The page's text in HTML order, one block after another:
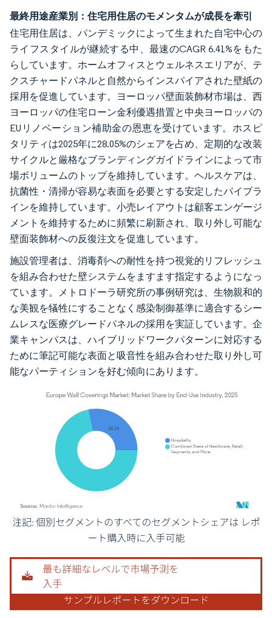
最終用途産業別：住宅用住居のモメンタムが成長を牽引
住宅用住居は、パンデミックによって生まれた自宅中心の
ライフスタイルが継続する中、最速のCAGR 6.41%をもた
らしています。ホームオフィスとウェルネスエリアが、テ
クスチャードパネルと自然からインスパイアされた壁紙の
採用を促進しています。ヨーロッパ壁面装飾材市場は、西
ヨーロッパの住宅ローン金利優遇措置と中央ヨーロッパの
EUリノベーション補助金の恩恵を受けています。ホスピ
タリティは2025年に28.05%のシェアを占め、定期的な改装
サイクルと厳格なブランディングガイドラインによって市
場ボリュームのトップを維持しています。ヘルスケアは、
抗菌性・清掃が容易な表面を必要とする安定したパイプラ
インを維持しています。小売レイアウトは顧客エンゲージ
メントを維持するために頻繁に刷新され、取り外し可能な
壁面装飾材への反復注文を促進しています。
施設管理者は、消毒剤への耐性を持つ視覚的リフレッシュ
を組み合わせた壁システムをますます指定するようになっ
ています。メトロドーラ研究所の事例研究は、生物親和的
な美観を犠牲にすることなく感染制御基準に適合するシー
ムレスな医療グレードパネルの採用を実証しています。企
業キャンパスは、ハイブリッドワークパターンに対応する
ために筆記可能な表面と吸音性を組み合わせた取り外し可
能なパーティションを好む傾向にあります。
画像 © Mordor Intelligence。再利用にはCC BY 4.0の表示が必要です。